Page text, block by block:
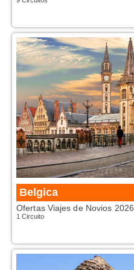
Belgica
Ofertas Viajes de Novios 2026
1 Circuito